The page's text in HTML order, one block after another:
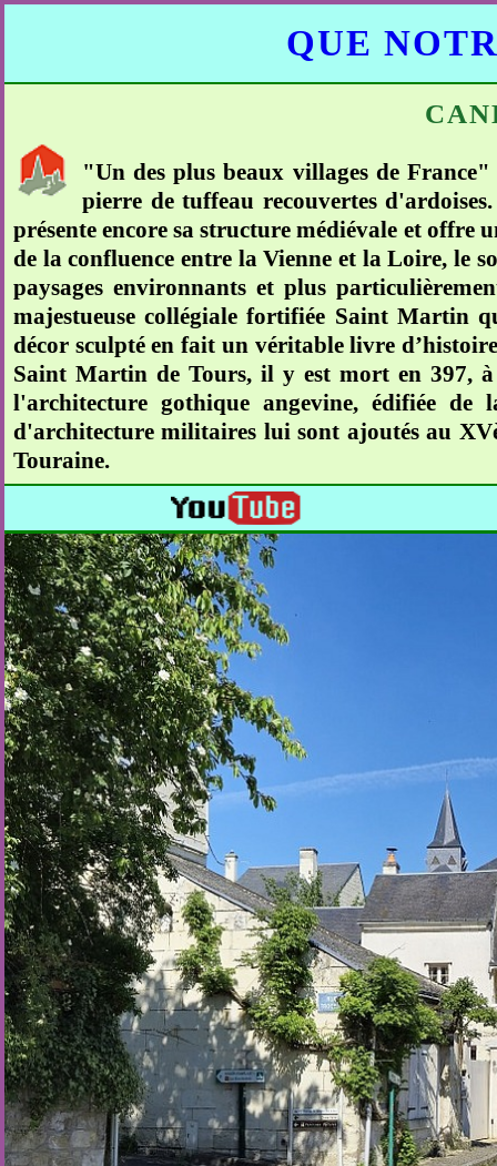
QUE
"Un des plus beaux villages de France"
pierre de tuffeau recouvertes
présente encore sa structure médiévale et offre
de la confluence entre la Vienne et la Loire, le
paysages environnants et plus
majestueuse collégiale fortifiée Saint Martin
décor sculpté en fait un véritable livre
Saint Martin de Tours, il y est mort en 397,
l'architecture gothique angevine, édifiée
d'architecture militaires lui sont ajoutés au
Touraine.